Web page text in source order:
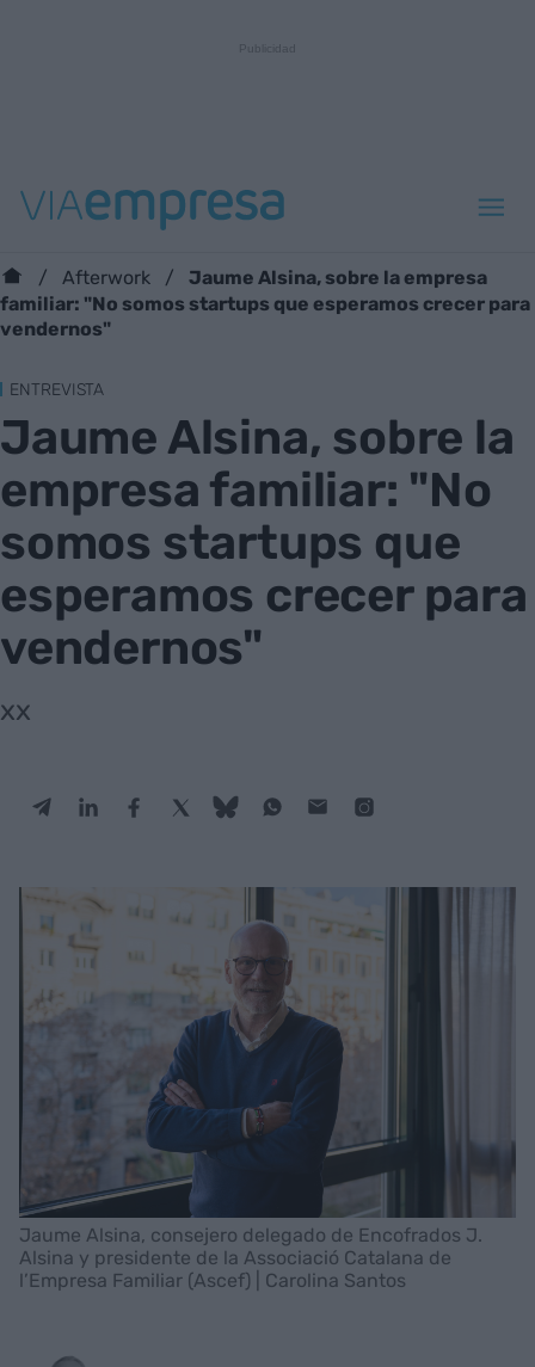
Afterwork
Jaume Alsina, sobre la empresa
familiar: "No somos startups que esperamos crecer para
vendernos"
ENTREVISTA
Jaume Alsina, sobre la
empresa familiar: "No
somos startups que
esperamos crecer para
vendernos"
xx
Jaume Alsina, consejero delegado de Encofrados J.
Alsina y presidente de la Associació Catalana de
l’Empresa Familiar (Ascef) | Carolina Santos